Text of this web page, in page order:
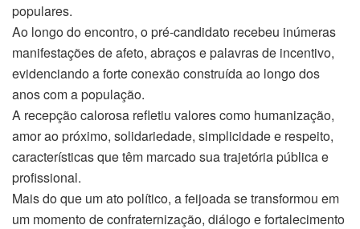
populares.
Ao longo do encontro, o pré-candidato recebeu inúmeras
manifestações de afeto, abraços e palavras de incentivo,
evidenciando a forte conexão construída ao longo dos
anos com a população.
A recepção calorosa refletiu valores como humanização,
amor ao próximo, solidariedade, simplicidade e respeito,
características que têm marcado sua trajetória pública e
profissional.
Mais do que um ato político, a feijoada se transformou em
um momento de confraternização, diálogo e fortalecimento